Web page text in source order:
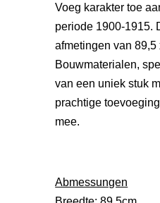
Voeg karakter toe
periode 1900-1915.
afmetingen van 89,5
Bouwmaterialen,
van een uniek stuk
prachtige
mee.
Abmessungen